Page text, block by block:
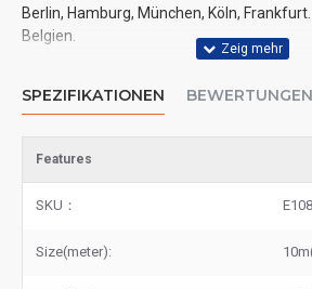
Berlin, Hamburg, München, Köln,
Belgien.
SPEZIFIKATIONEN BEWERTUNGEN
Features
SKU：
Size(meter):